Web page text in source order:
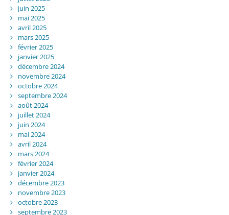
juin 2025
mai 2025
avril 2025
mars 2025
février 2025
janvier 2025
décembre 2024
novembre 2024
octobre 2024
septembre 2024
août 2024
juillet 2024
juin 2024
mai 2024
avril 2024
mars 2024
février 2024
janvier 2024
décembre 2023
novembre 2023
octobre 2023
septembre 2023